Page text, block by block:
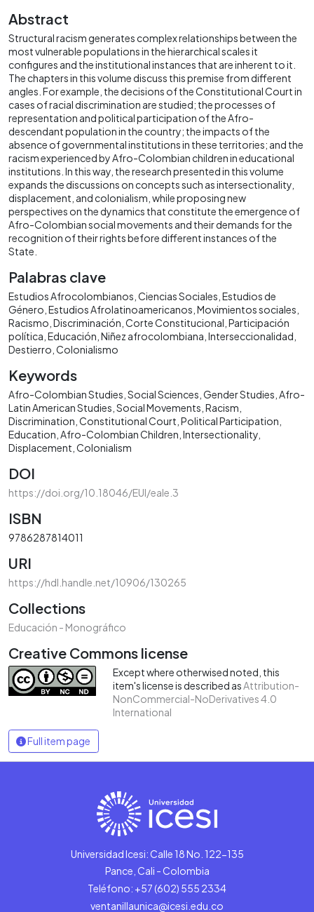
Abstract
Structural racism generates complex relationships between the
most vulnerable populations in the hierarchical scales it
configures and the institutional instances that are inherent to it.
The chapters in this volume discuss this premise from different
angles. For example, the decisions of the Constitutional Court in
cases of racial discrimination are studied; the processes of
representation and political participation of the Afro-
descendant population in the country; the impacts of the
absence of governmental institutions in these territories; and the
racism experienced by Afro-Colombian children in educational
institutions. In this way, the research presented in this volume
expands the discussions on concepts such as intersectionality,
displacement, and colonialism, while proposing new
perspectives on the dynamics that constitute the emergence of
Afro-Colombian social movements and their demands for the
recognition of their rights before different instances of the
State.
Palabras clave
Estudios Afrocolombianos Ciencias Sociales Estudios de
Género Estudios Afrolatinoamericanos Movimientos sociales
Racismo Discriminación Corte Constitucional Participación
política Educación Niñez afrocolombiana Interseccionalidad
Destierro Colonialismo
Keywords
Afro-Colombian Studies Social Sciences Gender Studies Afro-
Latin American Studies Social Movements Racism
Discrimination Constitutional Court Political Participation
Education Afro-Colombian Children Intersectionality
Displacement Colonialism
DOI
https://doi.org/10.18046/EUI/eale.3
ISBN
9786287814011
URI
https://hdl.handle.net/10906/130265
Collections
Educación - Monográfico
Creative Commons license
Except where otherwised noted, this
item's license is described asAttribution-
NonCommercial-NoDerivatives 4.0
International
Full item page
Universidad Icesi: Calle 18 No. 122-135
Pance, Cali - Colombia
Teléfono: +57 (602) 555 2334
ventanillaunica@icesi.edu.co